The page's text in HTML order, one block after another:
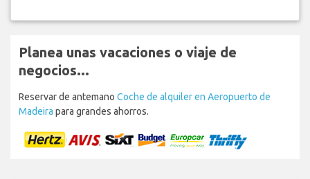
Planea unas vacaciones o viaje de
negocios...
Reservar de antemano Coche de alquiler en Aeropuerto de
Madeira para grandes ahorros.